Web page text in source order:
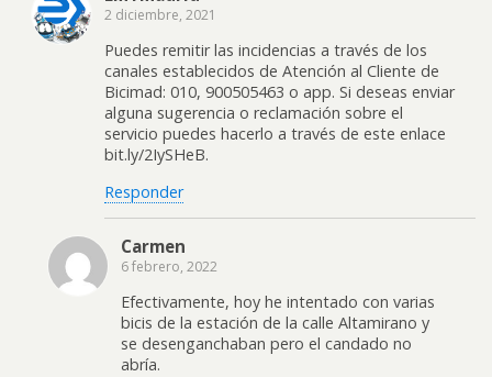
2 diciembre, 2021
Puedes remitir las incidencias a través de los
canales establecidos de Atención al Cliente de
Bicimad: 010, 900505463 o app. Si deseas enviar
alguna sugerencia o reclamación sobre el
servicio puedes hacerlo a través de este enlace
bit.ly/2IySHeB.
Responder
Carmen
6 febrero, 2022
Efectivamente, hoy he intentado con varias
bicis de la estación de la calle Altamirano y
se desenganchaban pero el candado no
abría.